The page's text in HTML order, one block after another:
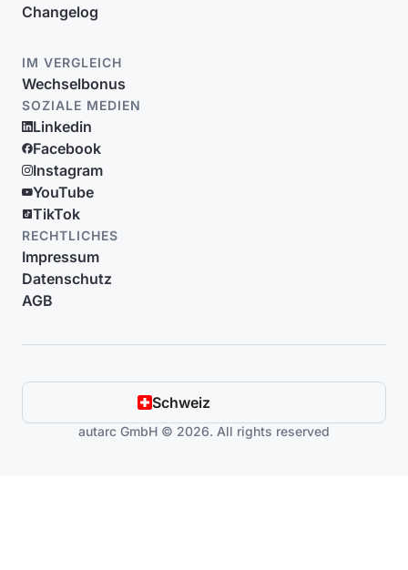
Changelog
IM VERGLEICH
Wechselbonus
SOZIALE MEDIEN
Linkedin
Facebook
Instagram
YouTube
TikTok
RECHTLICHES
Impressum
Datenschutz
AGB
Schweiz
autarc GmbH © 2026. All rights reserved